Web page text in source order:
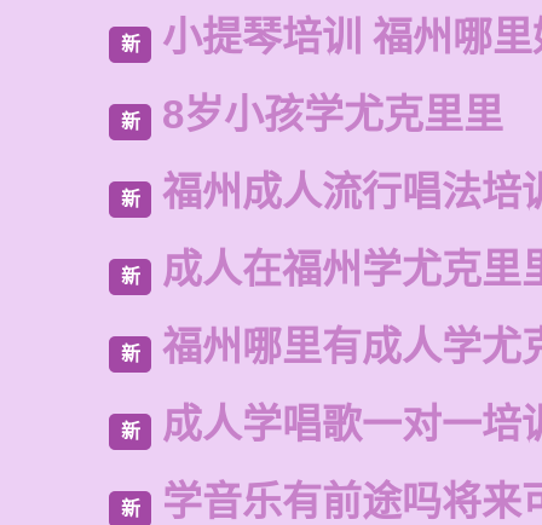
新 小提琴培训 福州哪
新 8岁小孩学尤克里里
新 福州成人流行唱法培
新 成人在福州学尤克里
新 福州哪里有成人学尤
新 成人学唱歌一对一培
新 学音乐有前途吗将来